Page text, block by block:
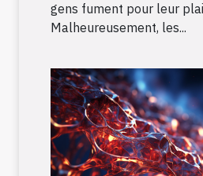
gens fument pour leur
Malheureusement, les...